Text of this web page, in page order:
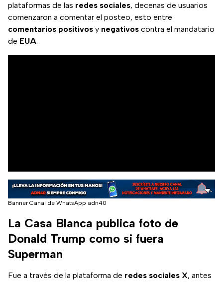
plataformas de las redes sociales, decenas de usuarios
comenzaron a comentar el posteo, esto entre
comentarios positivos y negativos contra el mandatario
de EUA.
Banner Canal de WhatsApp adn40
La Casa Blanca publica foto de
Donald Trump como si fuera
Superman
Fue a través de la plataforma de redes sociales X, antes